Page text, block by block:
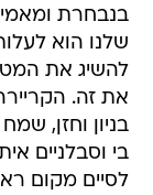
בנבחרת
שלנו הוא
להשיג את
את זה.
בניון וחזן,
בי וסבלניים
לסיים מקום